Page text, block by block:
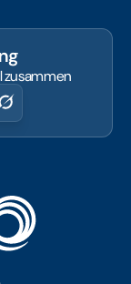
zusammen